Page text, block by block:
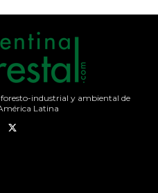
industrial y ambiental de
Latina